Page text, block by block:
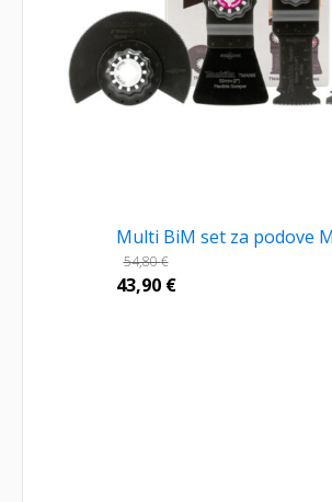
Multi BiM set za podove
54,80€
43,90 €